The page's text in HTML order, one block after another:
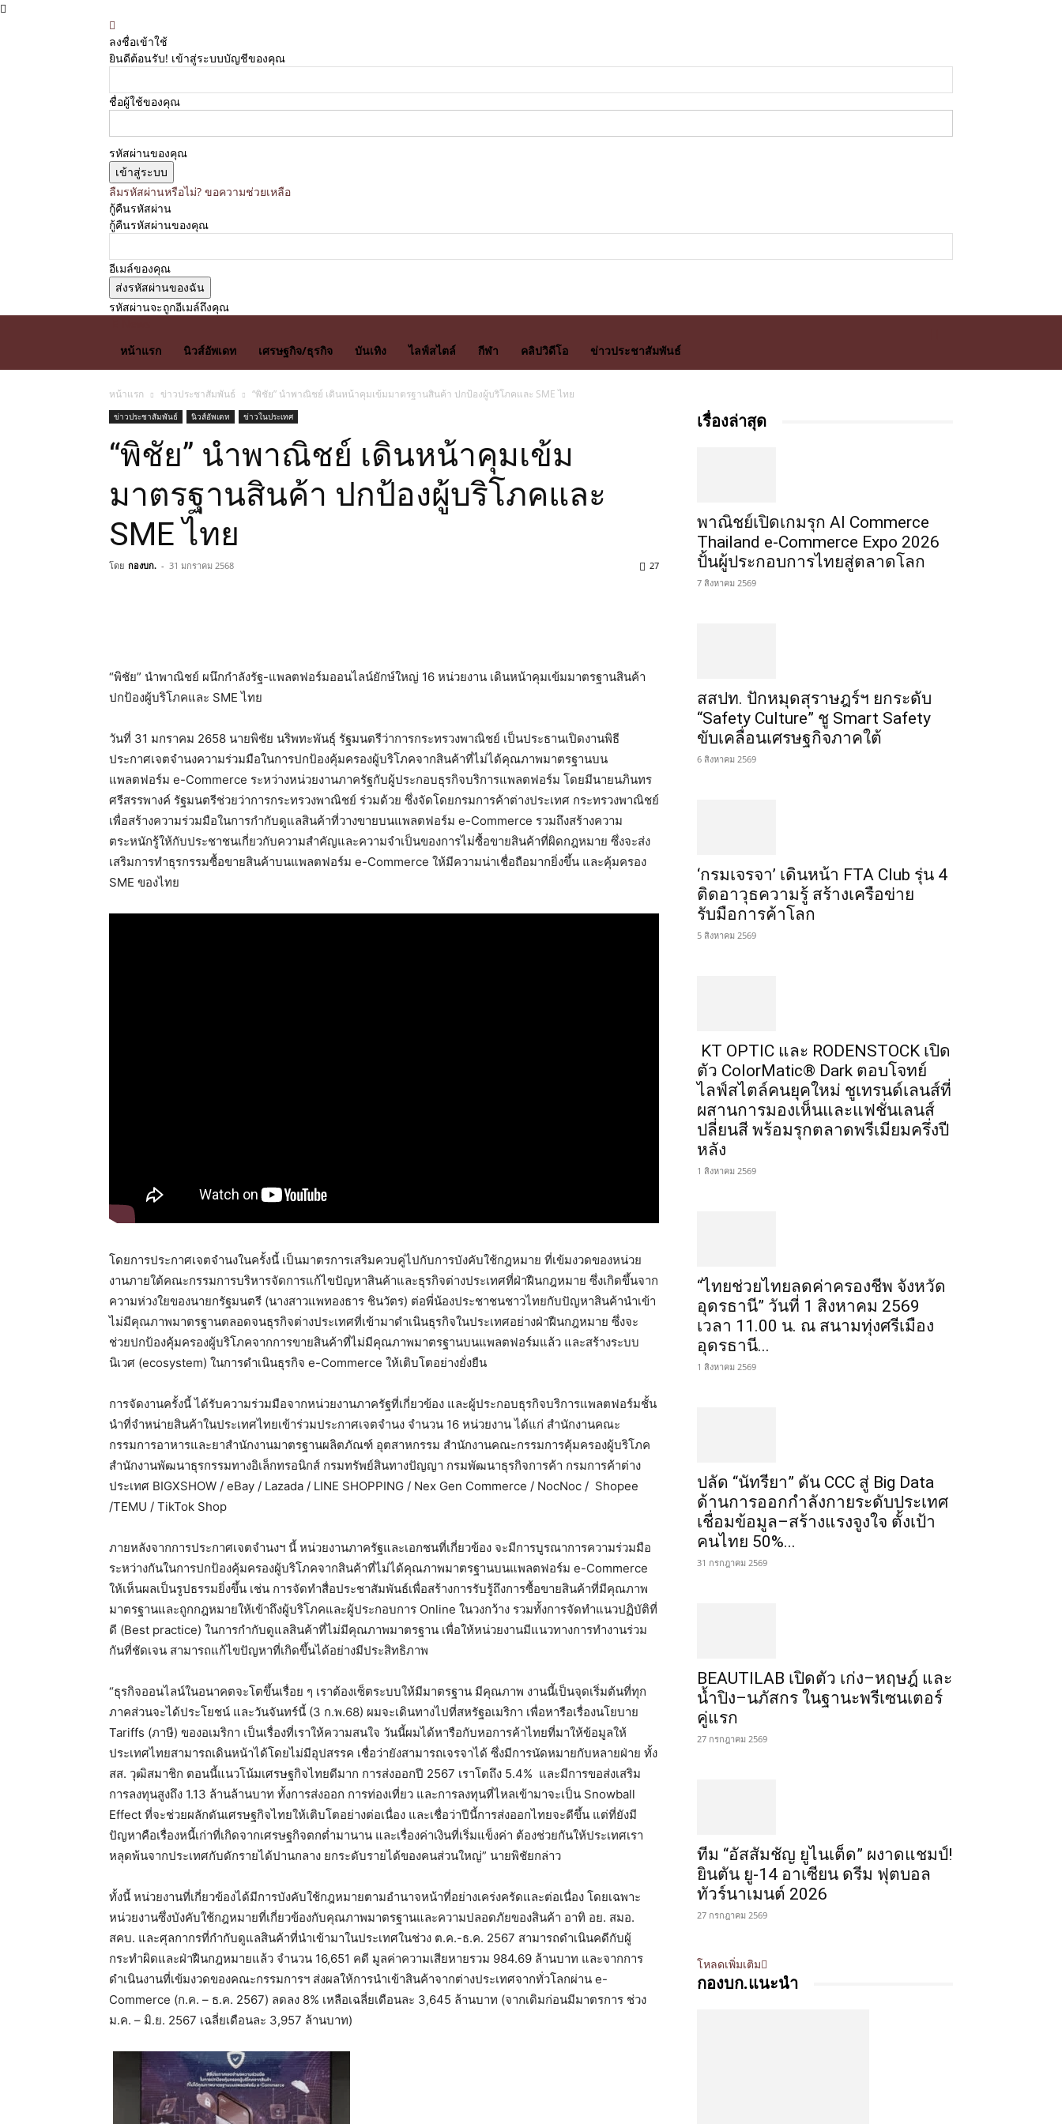
ลงชื่อเข้าใช้
ยินดีต้อนรับ! เข้าสู่ระบบบัญชีของคุณ
ชื่อผู้ใช้ของคุณ
รหัสผ่านของคุณ
ลืมรหัสผ่านหรือไม่? ขอความช่วยเหลือ
กู้คืนรหัสผ่าน
กู้คืนรหัสผ่านของคุณ
อีเมล์ของคุณ
รหัสผ่านจะถูกอีเมล์ถึงคุณ
หน้าแรก
นิวส์อัพเดท เศรษฐกิจ/ธุรกิจ บันเทิง ไลฟ์สไตล์ กีฬา คลิปวิดีโอ ข่าวประชาสัมพันธ์
หน้าแรก ข่าวประชาสัมพันธ์ “พิชัย” นำพาณิชย์ เดินหน้าคุมเข้มมาตรฐานสินค้า ปกป้องผู้บริโภคและ SME ไทย
ข่าวประชาสัมพันธ์ นิวส์อัพเดท ข่าวในประเทศ
“พิชัย” นำพาณิชย์ เดินหน้าคุมเข้ม
มาตรฐานสินค้า ปกป้องผู้บริโภคและ
SME ไทย
โดย กองบก. - 31 มกราคม 2568 27
“พิชัย” นำพาณิชย์ ผนึกกำลังรัฐ-แพลตฟอร์มออนไลน์ยักษ์ใหญ่ 16 หน่วยงาน เดินหน้าคุมเข้มมาตรฐานสินค้า
ปกป้องผู้บริโภคและ SME ไทย
วันที่ 31 มกราคม 2658 นายพิชัย นริพทะพันธุ์ รัฐมนตรีว่าการกระทรวงพาณิชย์ เป็นประธานเปิดงานพิธี
ประกาศเจตจำนงความร่วมมือในการปกป้องคุ้มครองผู้บริโภคจากสินค้าที่ไม่ได้คุณภาพมาตรฐานบน
แพลตฟอร์ม e-Commerce ระหว่างหน่วยงานภาครัฐกับผู้ประกอบธุรกิจบริการแพลตฟอร์ม โดยมีนายนภินทร
ศรีสรรพางค์ รัฐมนตรีช่วยว่าการกระทรวงพาณิชย์ ร่วมด้วย ซึ่งจัดโดยกรมการค้าต่างประเทศ กระทรวงพาณิชย์
เพื่อสร้างความร่วมมือในการกำกับดูแลสินค้าที่วางขายบนแพลตฟอร์ม e-Commerce รวมถึงสร้างความ
ตระหนักรู้ให้กับประชาชนเกี่ยวกับความสำคัญและความจำเป็นของการไม่ซื้อขายสินค้าที่ผิดกฎหมาย ซึ่งจะส่ง
เสริมการทำธุรกรรมซื้อขายสินค้าบนแพลตฟอร์ม e-Commerce ให้มีความน่าเชื่อถือมากยิ่งขึ้น และคุ้มครอง
SME ของไทย
โดยการประกาศเจตจำนงในครั้งนี้ เป็นมาตรการเสริมควบคู่ไปกับการบังคับใช้กฎหมาย ที่เข้มงวดของหน่วย
งานภายใต้คณะกรรมการบริหารจัดการแก้ไขปัญหาสินค้าและธุรกิจต่างประเทศที่ฝ่าฝืนกฎหมาย ซึ่งเกิดขึ้นจาก
ความห่วงใยของนายกรัฐมนตรี (นางสาวแพทองธาร ชินวัตร) ต่อพี่น้องประชาชนชาวไทยกับปัญหาสินค้านำเข้า
ไม่มีคุณภาพมาตรฐานตลอดจนธุรกิจต่างประเทศที่เข้ามาดำเนินธุรกิจในประเทศอย่างฝ่าฝืนกฎหมาย ซึ่งจะ
ช่วยปกป้องคุ้มครองผู้บริโภคจากการขายสินค้าที่ไม่มีคุณภาพมาตรฐานบนแพลตฟอร์มแล้ว และสร้างระบบ
นิเวศ (ecosystem) ในการดำเนินธุรกิจ e-Commerce ให้เติบโตอย่างยั่งยืน
การจัดงานครั้งนี้ ได้รับความร่วมมือจากหน่วยงานภาครัฐที่เกี่ยวข้อง และผู้ประกอบธุรกิจบริการแพลตฟอร์มชั้น
นำที่จำหน่ายสินค้าในประเทศไทยเข้าร่วมประกาศเจตจำนง จำนวน 16 หน่วยงาน ได้แก่ สำนักงานคณะ
กรรมการอาหารและยาสำนักงานมาตรฐานผลิตภัณฑ์ อุตสาหกรรม สำนักงานคณะกรรมการคุ้มครองผู้บริโภค
สำนักงานพัฒนาธุรกรรมทางอิเล็กทรอนิกส์ กรมทรัพย์สินทางปัญญา กรมพัฒนาธุรกิจการค้า กรมการค้าต่าง
ประเทศ BIGXSHOW / eBay / Lazada / LINE SHOPPING / Nex Gen Commerce / NocNoc / Shopee
/TEMU / TikTok Shop
ภายหลังจากการประกาศเจตจำนงฯ นี้ หน่วยงานภาครัฐและเอกชนที่เกี่ยวข้อง จะมีการบูรณาการความร่วมมือ
ระหว่างกันในการปกป้องคุ้มครองผู้บริโภคจากสินค้าที่ไม่ได้คุณภาพมาตรฐานบนแพลตฟอร์ม e-Commerce
ให้เห็นผลเป็นรูปธรรมยิ่งขึ้น เช่น การจัดทำสื่อประชาสัมพันธ์เพื่อสร้างการรับรู้ถึงการซื้อขายสินค้าที่มีคุณภาพ
มาตรฐานและถูกกฎหมายให้เข้าถึงผู้บริโภคและผู้ประกอบการ Online ในวงกว้าง รวมทั้งการจัดทำแนวปฏิบัติที่
ดี (Best practice) ในการกำกับดูแลสินค้าที่ไม่มีคุณภาพมาตรฐาน เพื่อให้หน่วยงานมีแนวทางการทำงานร่วม
กันที่ชัดเจน สามารถแก้ไขปัญหาที่เกิดขึ้นได้อย่างมีประสิทธิภาพ
“ธุรกิจออนไลน์ในอนาคตจะโตขึ้นเรื่อย ๆ เราต้องเซ็ตระบบให้มีมาตรฐาน มีคุณภาพ งานนี้เป็นจุดเริ่มต้นที่ทุก
ภาคส่วนจะได้ประโยชน์ และวันจันทร์นี้ (3 ก.พ.68) ผมจะเดินทางไปที่สหรัฐอเมริกา เพื่อหารือเรื่องนโยบาย
Tariffs (ภาษี) ของอเมริกา เป็นเรื่องที่เราให้ความสนใจ วันนี้ผมได้หารือกับหอการค้าไทยที่มาให้ข้อมูลให้
ประเทศไทยสามารถเดินหน้าได้โดยไม่มีอุปสรรค เชื่อว่ายังสามารถเจรจาได้ ซึ่งมีการนัดหมายกับหลายฝ่าย ทั้ง
สส. วุฒิสมาชิก ตอนนี้แนวโน้มเศรษฐกิจไทยดีมาก การส่งออกปี 2567 เราโตถึง 5.4% และมีการขอส่งเสริม
การลงทุนสูงถึง 1.13 ล้านล้านบาท ทั้งการส่งออก การท่องเที่ยว และการลงทุนที่ไหลเข้ามาจะเป็น Snowball
Effect ที่จะช่วยผลักดันเศรษฐกิจไทยให้เติบโตอย่างต่อเนื่อง และเชื่อว่าปีนี้การส่งออกไทยจะดีขึ้น แต่ที่ยังมี
ปัญหาคือเรื่องหนี้เก่าที่เกิดจากเศรษฐกิจตกต่ำมานาน และเรื่องค่าเงินที่เริ่มแข็งค่า ต้องช่วยกันให้ประเทศเรา
หลุดพ้นจากประเทศกับดักรายได้ปานกลาง ยกระดับรายได้ของคนส่วนใหญ่” นายพิชัยกล่าว
ทั้งนี้ หน่วยงานที่เกี่ยวข้องได้มีการบังคับใช้กฎหมายตามอำนาจหน้าที่อย่างเคร่งครัดและต่อเนื่อง โดยเฉพาะ
หน่วยงานซึ่งบังคับใช้กฎหมายที่เกี่ยวข้องกับคุณภาพมาตรฐานและความปลอดภัยของสินค้า อาทิ อย. สมอ.
สคบ. และศุลกากรที่กำกับดูแลสินค้าที่นำเข้ามาในประเทศในช่วง ต.ค.-ธ.ค. 2567 สามารถดำเนินคดีกับผู้
กระทำผิดและฝ่าฝืนกฎหมายแล้ว จำนวน 16,651 คดี มูลค่าความเสียหายรวม 984.69 ล้านบาท และจากการ
ดำเนินงานที่เข้มงวดของคณะกรรมการฯ ส่งผลให้การนำเข้าสินค้าจากต่างประเทศจากทั่วโลกผ่าน e-
Commerce (ก.ค. – ธ.ค. 2567) ลดลง 8% เหลือเฉลี่ยเดือนละ 3,645 ล้านบาท (จากเดิมก่อนมีมาตรการ ช่วง
ม.ค. – มิ.ย. 2567 เฉลี่ยเดือนละ 3,957 ล้านบาท)
เรื่องล่าสุด
พาณิชย์เปิดเกมรุก AI Commerce
Thailand e-Commerce Expo 2026
ปั้นผู้ประกอบการไทยสู่ตลาดโลก
7 สิงหาคม 2569
สสปท. ปักหมุดสุราษฎร์ฯ ยกระดับ
“Safety Culture” ชู Smart Safety
ขับเคลื่อนเศรษฐกิจภาคใต้
6 สิงหาคม 2569
‘กรมเจรจา’ เดินหน้า FTA Club รุ่น 4
ติดอาวุธความรู้ สร้างเครือข่าย
รับมือการค้าโลก
5 สิงหาคม 2569
KT OPTIC และ RODENSTOCK เปิด
ตัว ColorMatic® Dark ตอบโจทย์
ไลฟ์สไตล์คนยุคใหม่ ชูเทรนด์เลนส์ที่
ผสานการมองเห็นและแฟชั่นเลนส์
ปลี่ยนสี พร้อมรุกตลาดพรีเมียมครึ่งปี
หลัง
1 สิงหาคม 2569
“ไทยช่วยไทยลดค่าครองชีพ จังหวัด
อุดรธานี” วันที่ 1 สิงหาคม 2569
เวลา 11.00 น. ณ สนามทุ่งศรีเมือง
อุดรธานี...
1 สิงหาคม 2569
ปลัด “นัทรียา” ดัน CCC สู่ Big Data
ด้านการออกกำลังกายระดับประเทศ
เชื่อมข้อมูล–สร้างแรงจูงใจ ตั้งเป้า
คนไทย 50%...
31 กรกฎาคม 2569
BEAUTILAB เปิดตัว เก่ง–หฤษฎ์ และ
น้ำปิง–นภัสกร ในฐานะพรีเซนเตอร์
คู่แรก
27 กรกฎาคม 2569
ทีม “อัสสัมชัญ ยูไนเต็ด” ผงาดแชมป์!
ยินตัน ยู-14 อาเซียน ดรีม ฟุตบอล
ทัวร์นาเมนต์ 2026
27 กรกฎาคม 2569
โหลดเพิ่มเติม
กองบก.แนะนำ